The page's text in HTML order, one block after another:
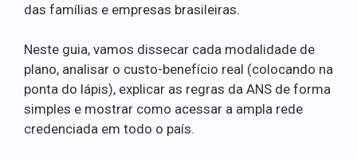
das famílias e empresas brasileiras.
Neste guia, vamos dissecar cada modalidade de
plano, analisar o custo-benefício real (colocando na
ponta do lápis), explicar as regras da ANS de forma
simples e mostrar como acessar a ampla rede
credenciada em todo o país.